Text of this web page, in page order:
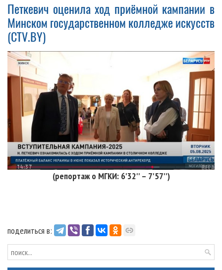
Петкевич оценила ход приёмной кампании в
Минском государственном колледже искусств
(CTV.BY)
(репортаж о МГКИ: 6'32'' – 7'57'')
поделиться в: